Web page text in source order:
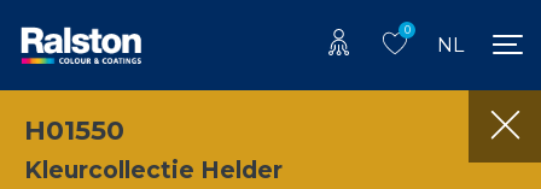
0
NL
H01550
Kleurcollectie Helder